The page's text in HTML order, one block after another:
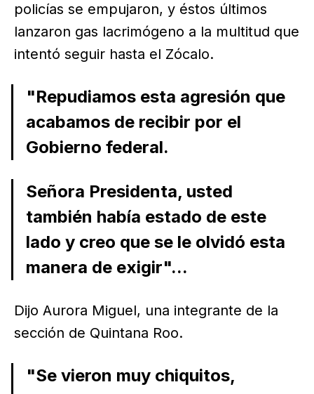
policías se empujaron, y éstos últimos
lanzaron gas lacrimógeno a la multitud que
intentó seguir hasta el Zócalo.
"Repudiamos esta agresión que
acabamos de recibir por el
Gobierno federal.
Señora Presidenta, usted
también había estado de este
lado y creo que se le olvidó esta
manera de exigir"...
Dijo Aurora Miguel, una integrante de la
sección de Quintana Roo.
"Se vieron muy chiquitos,